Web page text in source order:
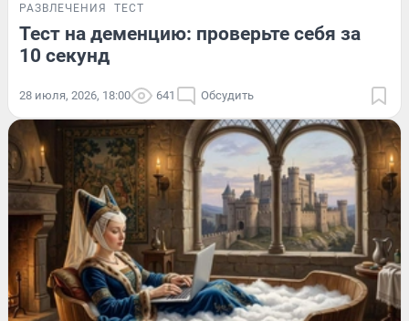
РАЗВЛЕЧЕНИЯ ТЕСТ
Тест на деменцию: проверьте себя за
10 секунд
28 июля, 2026, 18:00 641 Обсудить